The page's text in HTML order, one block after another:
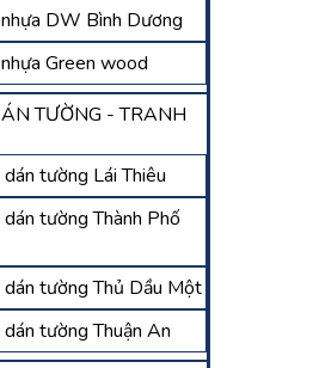
DW Bình Dương
Green wood
TƯỜNG - TRANH
dán tường Lái Thiêu
dán tường Thành Phố
dán tường Thủ Dầu Một
dán tường Thuận An